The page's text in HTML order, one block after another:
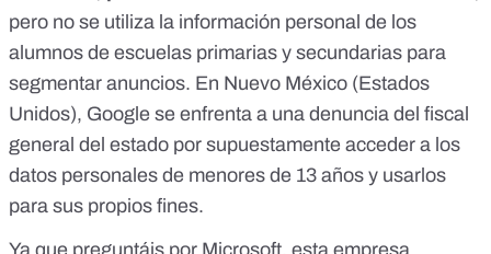
pero no se utiliza la información personal de los
alumnos de escuelas primarias y secundarias para
segmentar anuncios. En Nuevo México (Estados
Unidos), Google se enfrenta a una denuncia del fiscal
general del estado por supuestamente acceder a los
datos personales de menores de 13 años y usarlos
para sus propios fines.